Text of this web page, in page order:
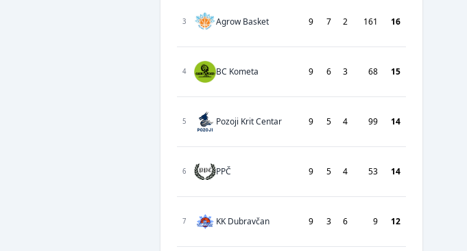
3 Agrow Basket 9 7 2 161 16
4 BC Kometa 9 6 3 68 15
5 Pozoji Krit Centar 9 5 4 99 14
6 PPČ 9 5 4 53 14
7 KK Dubravčan 9 3 6 9 12